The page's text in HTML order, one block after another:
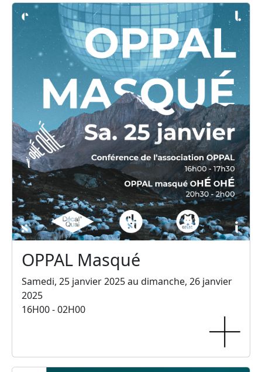
OPPAL Masqué
Samedi, 25 janvier 2025 au dimanche, 26 janvier
2025
16H00 - 02H00